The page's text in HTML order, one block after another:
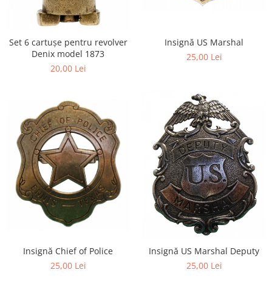
Set 6 cartușe pentru revolver
Denix model 1873
20,00 Lei
Insignă US Marshal
25,00 Lei
Insignă Chief of Police
25,00 Lei
Insignă US Marshal Deputy
25,00 Lei